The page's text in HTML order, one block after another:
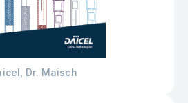
Dr. Maisch